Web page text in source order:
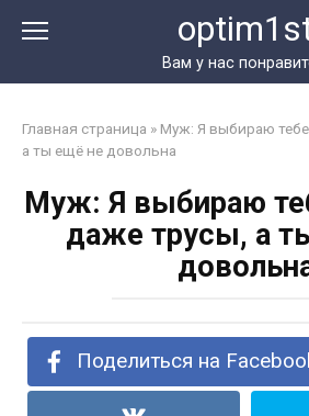
Вам у нас
Главная страница » Муж: Я выбираю
а ты ещё не довольна
Муж: Я выбираю
даже трусы, а
Поделиться на